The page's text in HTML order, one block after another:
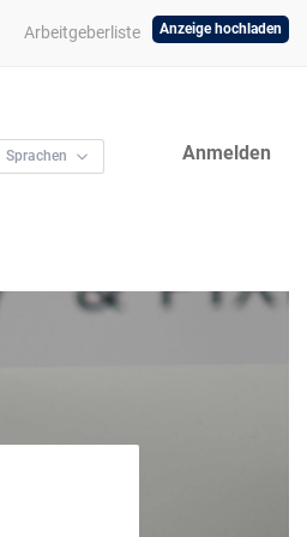
Anzeige hochladen
Arbeitgeberliste
Anmelden
Sprachen